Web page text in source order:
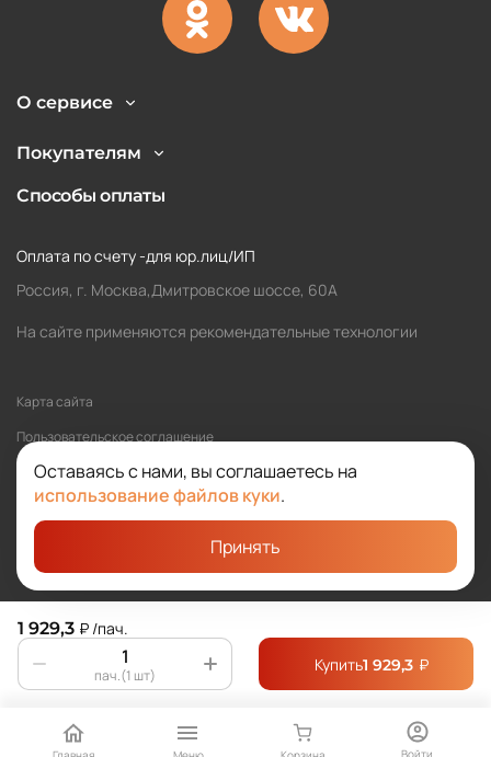
1 929,3 ₽ /пач.
пач.(1 шт)
Купить1 929,3 ₽
Войти
Оставаясь с нами, вы соглашаетесь на
использование файлов куки.
Принять
О сервисе
Покупателям
Способы оплаты
Оплата по счету -для юр.лиц/ИП
Россия, г. Москва,Дмитровское шоссе, 60А
На сайте применяются рекомендательные технологии
Карта сайта
Политика обработки персональных данных
Пользовательское соглашение